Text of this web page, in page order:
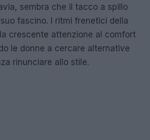
sembra che il tacco a spillo
fascino. I ritmi frenetici della
crescente attenzione al comfort
le donne a cercare alternative
rinunciare allo stile.